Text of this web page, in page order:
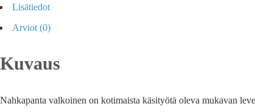
Lisätiedot
Arviot (0)
Kuvaus
Nahkapanta valkoinen on kotimaista käsityötä oleva mukavan